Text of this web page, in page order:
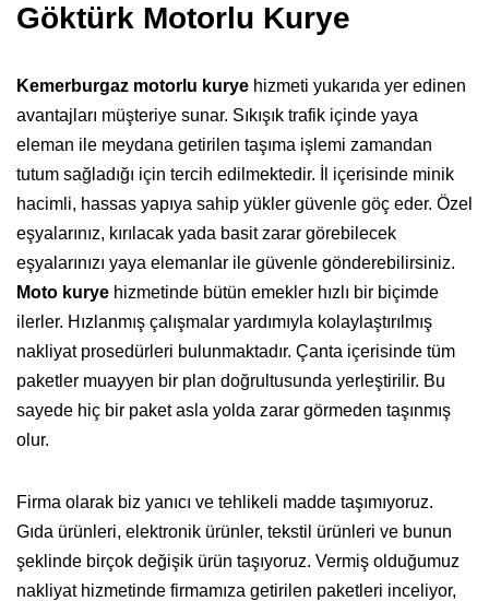
Göktürk Motorlu Kurye
Kemerburgaz motorlu kurye hizmeti yukarıda yer edinen
avantajları müşteriye sunar. Sıkışık trafik içinde yaya
eleman ile meydana getirilen taşıma işlemi zamandan
tutum sağladığı için tercih edilmektedir. İl içerisinde minik
hacimli, hassas yapıya sahip yükler güvenle göç eder. Özel
eşyalarınız, kırılacak yada basit zarar görebilecek
eşyalarınızı yaya elemanlar ile güvenle gönderebilirsiniz.
Moto kurye hizmetinde bütün emekler hızlı bir biçimde
ilerler. Hızlanmış çalışmalar yardımıyla kolaylaştırılmış
nakliyat prosedürleri bulunmaktadır. Çanta içerisinde tüm
paketler muayyen bir plan doğrultusunda yerleştirilir. Bu
sayede hiç bir paket asla yolda zarar görmeden taşınmış
olur.
Firma olarak biz yanıcı ve tehlikeli madde taşımıyoruz.
Gıda ürünleri, elektronik ürünler, tekstil ürünleri ve bunun
şeklinde birçok değişik ürün taşıyoruz. Vermiş olduğumuz
nakliyat hizmetinde firmamıza getirilen paketleri inceliyor,